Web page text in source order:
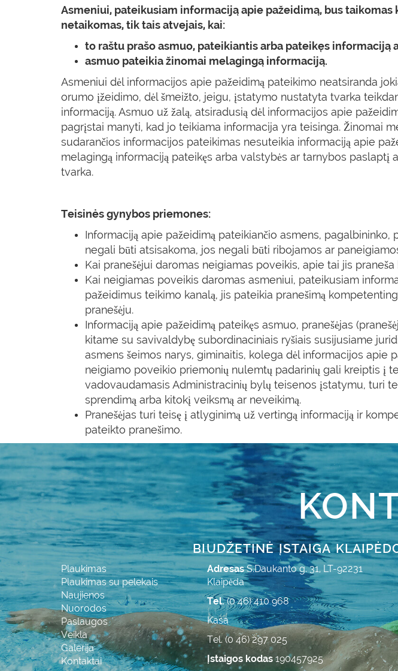
Asmeniui, pateikusiam informaciją apie pažeidimą, bus
netaikomas, tik tais atvejais, kai:
to raštu prašo asmuo, pateikiantis arba pateikęs informaciją
asmuo pateikia žinomai melagingą informaciją.
Asmeniui dėl informacijos apie pažeidimą pateikimo neatsiranda
orumo įžeidimo, dėl šmeižto, jeigu, įstatymo nustatyta tvarka
informaciją. Asmuo už žalą, atsiradusią dėl informacijos apie
pagrįstai manyti, kad jo teikiama informacija yra teisinga. Žinomai
sudarančios informacijos pateikimas nesuteikia informaciją apie
melagingą informaciją pateikęs arba valstybės ar tarnybos
tvarka.
Teisinės gynybos priemones:
Informaciją apie pažeidimą pateikiančio asmens,
negali būti atsisakoma, jos negali būti ribojamos ar
Kai pranešėjui daromas neigiamas poveikis, apie tai jis
Kai neigiamas poveikis daromas asmeniui, pateikusiam
pažeidimus teikimo kanalą, jis pateikia pranešimą
pranešėju.
Informaciją apie pažeidimą pateikęs asmuo, pranešėjas
kitame su savivaldybę subordinaciniais ryšiais susijusiame
asmens šeimos narys, giminaitis, kolega dėl informacijos apie
neigiamo poveikio priemonių nulemtų padarinių gali kreiptis į
vadovaudamasis Administracinių bylų teisenos įstatymu, turi
sprendimą arba kitokį veiksmą ar neveikimą.
Pranešėjas turi teisę į atlyginimą už vertingą informaciją ir
pateikto pranešimo.
BIUDŽETINĖ ĮSTAIGA
Plaukimas
Plaukimas su pelekais
Naujienos
Nuorodos
Paslaugos
Veikla
Galerija
Kontaktai
AdresasS.Daukanto g. 31, LT-92231
Klaipėda
Tel.(0 46) 410 968
Kasa
Tel. (0 46) 297 025
Įstaigos kodas190457925